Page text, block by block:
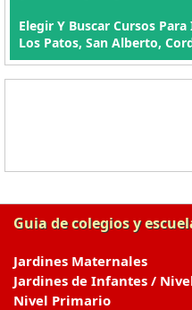
Elegir Y Buscar Cursos
Los Patos, San Alberto,
Guia de colegios y
Jardines Maternales
Jardines de Infantes /
Nivel Primario